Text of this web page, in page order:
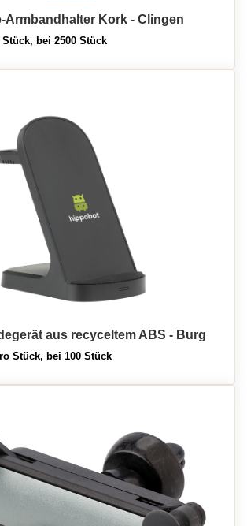
Armbandhalter Kork - Clingen
Stück, bei 2500 Stück
aus recyceltem ABS - Burg
Stück, bei 100 Stück